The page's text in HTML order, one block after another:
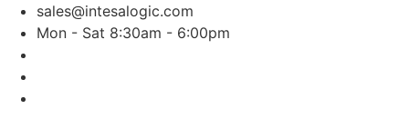
Skip
content
sales@intesalogic.com
Mon - Sat 8:30am - 6:00pm